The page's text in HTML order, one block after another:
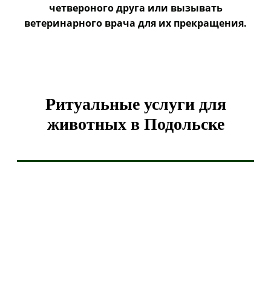
четвероного друга или вызывать
ветеринарного врача для их прекращения.
Ритуальные услуги для
животных в Подольске